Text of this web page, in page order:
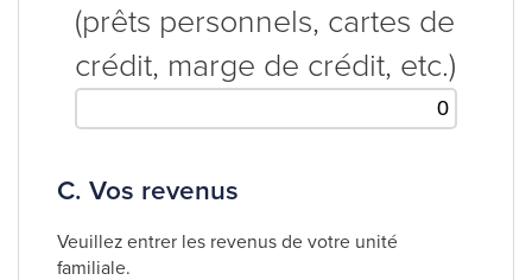
(prêts personnels, cartes de
crédit, marge de crédit, etc.)
C. Vos revenus
Veuillez entrer les revenus de votre unité
familiale.